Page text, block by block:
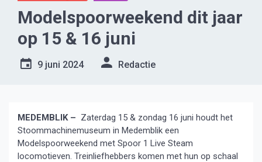
Modelspoorweekend dit jaar
op 15 & 16 juni
9 juni 2024 Redactie
MEDEMBLIK – Zaterdag 15 & zondag 16 juni houdt het
Stoommachinemuseum in Medemblik een
Modelspoorweekend met Spoor 1 Live Steam
locomotieven. Treinliefhebbers komen met hun op schaal